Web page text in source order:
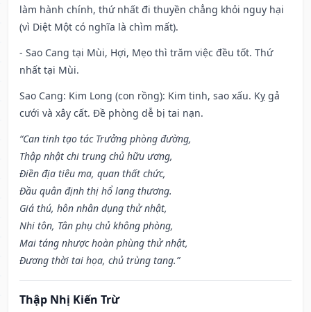
làm hành chính, thứ nhất đi thuyền chẳng khỏi nguy hại
(vì Diệt Một có nghĩa là chìm mất).
- Sao Cang tại Mùi, Hợi, Mẹo thì trăm việc đều tốt. Thứ
nhất tại Mùi.
Sao Cang: Kim Long (con rồng): Kim tinh, sao xấu. Kỵ gả
cưới và xây cất. Đề phòng dễ bị tai nạn.
“Can tinh tạo tác Trưởng phòng đường,
Thập nhật chi trung chủ hữu ương,
Điền địa tiêu ma, quan thất chức,
Đầu quân định thị hổ lang thương.
Giá thú, hôn nhân dụng thử nhật,
Nhi tôn, Tân phụ chủ không phòng,
Mai táng nhược hoàn phùng thử nhật,
Đương thời tai họa, chủ trùng tang.”
Thập Nhị Kiến Trừ